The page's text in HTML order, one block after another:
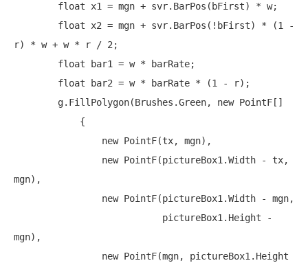
float x1 = mgn + svr.BarPos(bFirst) * w;
float x2 = mgn + svr.BarPos(!bFirst) * (1 -
r) * w + w * r / 2;
float bar1 = w * barRate;
float bar2 = w * barRate * (1 - r);
        g.FillPolygon(Brushes.Green,
new PointF[]
new PointF(tx, mgn),
new PointF(pictureBox1.Width - tx,
mgn),
new PointF(pictureBox1.Width - mgn,
mgn),
new PointF(mgn, pictureBox1.Height